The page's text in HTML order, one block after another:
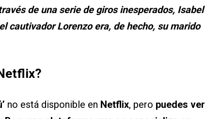
de una serie de giros inesperados, Isabel
cautivador Lorenzo era, de hecho, su marido
no está disponible en Netflix, pero puedes ver